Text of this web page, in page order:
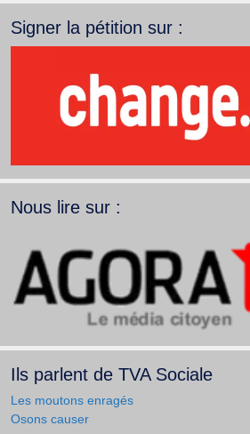
Signer la pétition sur :
Nous lire sur :
Ils parlent de TVA Sociale
Les moutons enragés
Osons causer